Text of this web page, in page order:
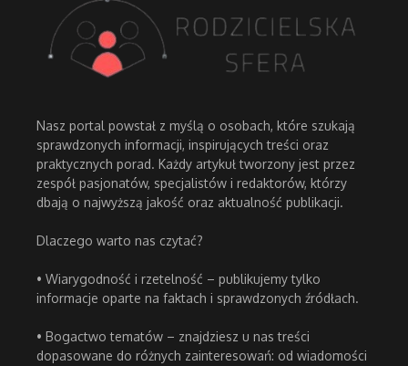
Nasz portal powstał z myślą o osobach, które szukają
sprawdzonych informacji, inspirujących treści oraz
praktycznych porad. Każdy artykuł tworzony jest przez
zespół pasjonatów, specjalistów i redaktorów, którzy
dbają o najwyższą jakość oraz aktualność publikacji.
Dlaczego warto nas czytać?
• Wiarygodność i rzetelność – publikujemy tylko
informacje oparte na faktach i sprawdzonych źródłach.
• Bogactwo tematów – znajdziesz u nas treści
dopasowane do różnych zainteresowań: od wiadomości